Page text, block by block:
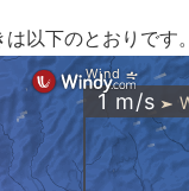
以下のとおりです。